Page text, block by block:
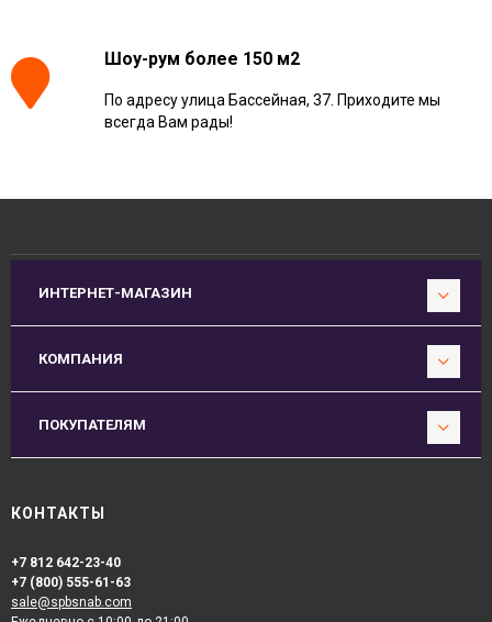
Шоу-рум более 150 м2
По адресу улица Бассейная, 37. Приходите мы
всегда Вам рады!
ИНТЕРНЕТ-МАГАЗИН
КОМПАНИЯ
ПОКУПАТЕЛЯМ
КОНТАКТЫ
+7 812 642-23-40
+7 (800) 555-61-63
sale@spbsnab.com